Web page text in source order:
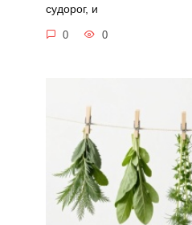
судорог, и
0 0